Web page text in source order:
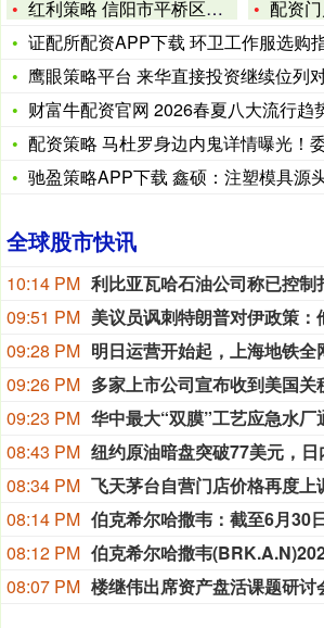
红利策略 信阳市平桥区第一小学晏明玺同学荣获省汉字大赛小学组
配资门户 全球
证配所配资APP下载 环卫工作服选购指南
鹰眼策略平台 来华直接投资继续位列对外负
财富牛配资官网 2026春夏八大流行趋势教
配资策略 马杜罗身边内鬼详情曝光！委内
驰盈策略APP下载 鑫硕：注塑模具源
全球股市快讯
10:14 PM
09:51 PM
09:28 PM
09:26 PM 多家上市公司宣布收到美国关
09:23 PM 华中最大“双膜”工艺应急水厂
08:43 PM 纽约原油暗盘突破77美元，日
08:34 PM
08:14 PM
08:12 PM
08:07 PM 楼继伟出席资产盘活课题研讨